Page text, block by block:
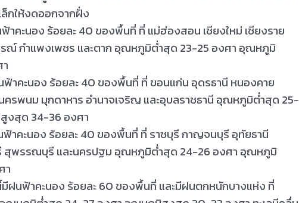
ล็กให้งดออกจากฝั่ง
าคะนอง ร้อยละ 40 ของพื้นที่ ที่ แม่ฮ่องสอน เชียงใหม ่ เชียงราย
รณ์ กำแพงเพชร และตาก อุณหภูมิต่ำสุด 23-25 องศา อุณหภูมิ
าคะนอง ร้อยละ 40 ของพื้นที่ ที่ ขอนแก่น อุดรธานี หนองคาย
รพนม มุกดาหาร อำนาจเจริญ และอุบลราชธานี อุณหภูมิต่ำสุด 25-
งสุด 34-36 องศา
าคะนอง ร้อยละ 40 ของพื้นที่ ที่ ราชบุรี กาญจนบุรี อุทัยธานี
สุพรรณบุรี และนครปฐม อุณหภูมิต่ำสุด 24-26 องศา อุณหภูมิ
า
ฝนฟ้าคะนอง ร้อยละ 60 ของพื้นที่ และมีฝนตกหนักบางแห่ง ที่